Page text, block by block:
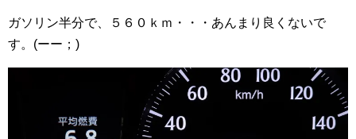
ガソリン半分で、５６０ｋｍ・・・あんまり良くないで
す。(ーー；)